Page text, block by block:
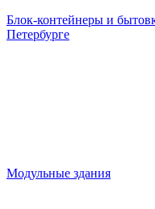
Блок-контейнеры и
Петербурге
Модульные здания